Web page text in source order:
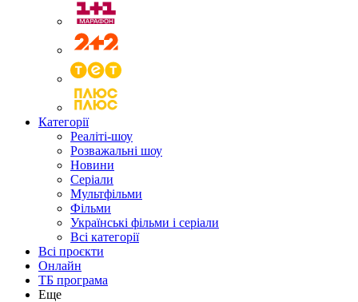
Категорії
Реаліті-шоу
Розважальні шоу
Новини
Серіали
Мультфільми
Фільми
Українські фільми і серіали
Всі категорії
Всі проєкти
Онлайн
ТБ програма
Еще